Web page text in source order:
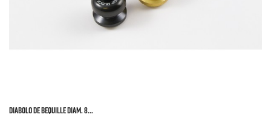
DIABOLO DE BEQUILLE DIAM. 8...